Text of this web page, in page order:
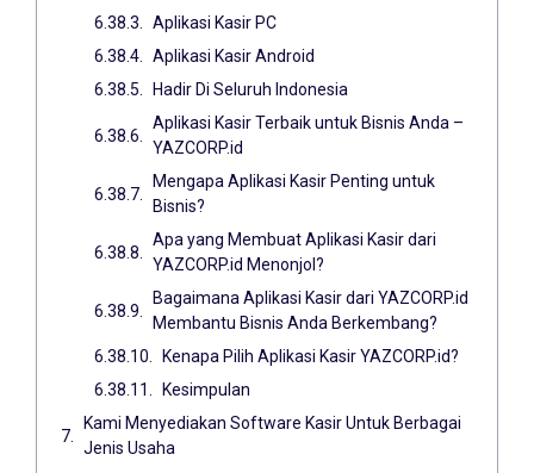
Aplikasi Kasir PC
Aplikasi Kasir Android
Hadir Di Seluruh Indonesia
Aplikasi Kasir Terbaik untuk Bisnis Anda –
YAZCORP.id
Mengapa Aplikasi Kasir Penting untuk
Bisnis?
Apa yang Membuat Aplikasi Kasir dari
YAZCORP.id Menonjol?
Bagaimana Aplikasi Kasir dari YAZCORP.id
Membantu Bisnis Anda Berkembang?
Kenapa Pilih Aplikasi Kasir YAZCORP.id?
Kesimpulan
Kami Menyediakan Software Kasir Untuk Berbagai
Jenis Usaha